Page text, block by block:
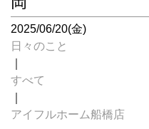
2025/06/20(金)
日々のこと
すべて
アイフルホーム船橋店